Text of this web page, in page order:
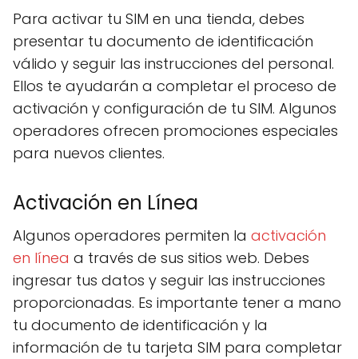
Para activar tu SIM en una tienda, debes
presentar tu documento de identificación
válido y seguir las instrucciones del personal.
Ellos te ayudarán a completar el proceso de
activación y configuración de tu SIM. Algunos
operadores ofrecen promociones especiales
para nuevos clientes.
Activación en Línea
Algunos operadores permiten la activación
en línea a través de sus sitios web. Debes
ingresar tus datos y seguir las instrucciones
proporcionadas. Es importante tener a mano
tu documento de identificación y la
información de tu tarjeta SIM para completar